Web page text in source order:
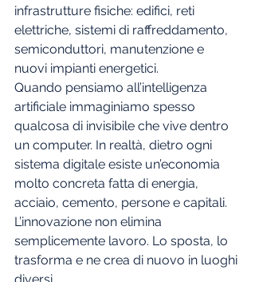
infrastrutture fisiche: edifici, reti
elettriche, sistemi di raffreddamento,
semiconduttori, manutenzione e
nuovi impianti energetici.
Quando pensiamo all’intelligenza
artificiale immaginiamo spesso
qualcosa di invisibile che vive dentro
un computer. In realtà, dietro ogni
sistema digitale esiste un’economia
molto concreta fatta di energia,
acciaio, cemento, persone e capitali.
L’innovazione non elimina
semplicemente lavoro. Lo sposta, lo
trasforma e ne crea di nuovo in luoghi